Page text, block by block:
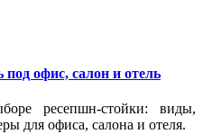
офис, салон и отель
ресепшн-стойки: виды,
для офиса, салона и отеля.